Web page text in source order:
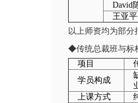
David
王亚平
以上师资均为部
◆传统总裁班与标
项目
学员构成
上课方式